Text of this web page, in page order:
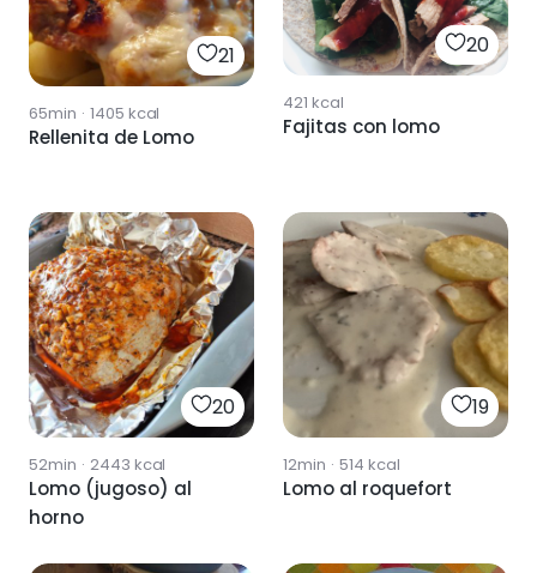
21
65min · 1405 kcal
Rellenita de Lomo
20
421 kcal
Fajitas con lomo
20
52min · 2443 kcal
Lomo (jugoso) al
horno
19
12min · 514 kcal
Lomo al roquefort